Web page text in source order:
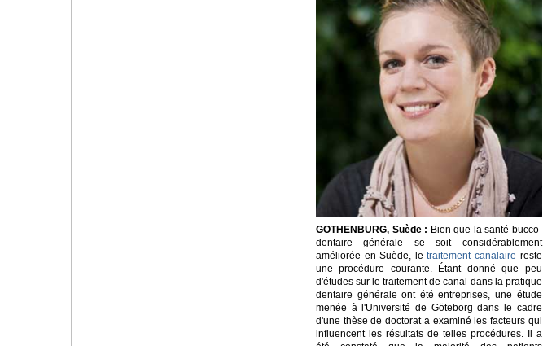
GOTHENBURG, Suède : Bien que la santé bucco-
dentaire générale se soit considérablement
améliorée en Suède, letraitement canalaire reste
une procédure courante. Étant donné que peu
d'études sur le traitement de canal dans la pratique
dentaire générale ont été entreprises, une étude
menée à l'Université de Göteborg dans le cadre
d'une thèse de doctorat a examiné les facteurs qui
influencent les résultats de telles procédures. Il a